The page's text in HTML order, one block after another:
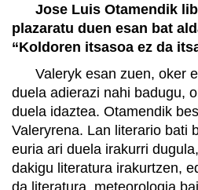
Jose Luis Otamendik
plazaratu duen esan bat
“Koldoren itsasoa ez da
Valeryk esan zuen, oker
duela adierazi nahi badugu,
duela idaztea. Otamendik
Valeryrena. Lan literario bati
euria ari duela irakurri
dakigu literatura irakurtzen,